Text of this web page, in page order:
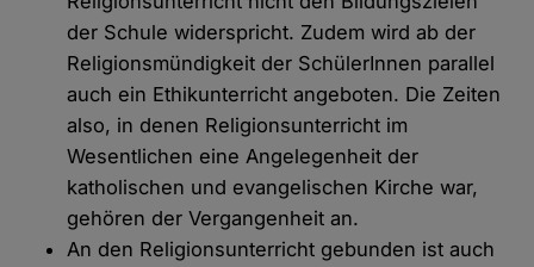
der Schule widerspricht. Zudem wird ab der
Religionsmündigkeit der SchülerInnen parallel
auch ein Ethikunterricht angeboten. Die Zeiten
also, in denen Religionsunterricht im
Wesentlichen eine Angelegenheit der
katholischen und evangelischen Kirche war,
gehören der Vergangenheit an.
An den Religionsunterricht gebunden ist auch